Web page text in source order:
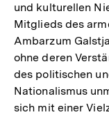
und kulturellen
Mitglieds des
Ambarzum
ohne deren
des politischen
Nationalismus
sich mit einer